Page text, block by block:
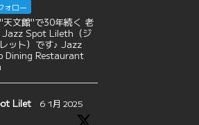
ォロー
天文館"で30年続く 老
Jazz Spot Lileth（ジ
ット）です♪ Jazz
Dining Restaurant
Lilet 6 1月 2025